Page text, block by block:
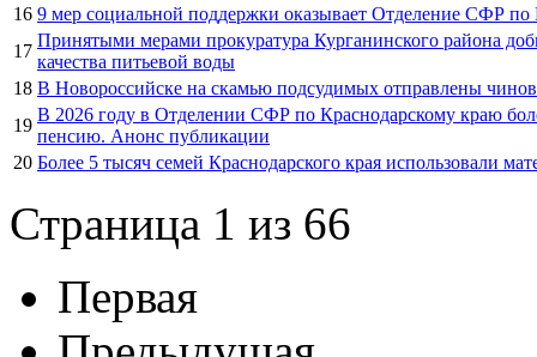
16 9 мер социальной поддержки оказывает Отделение СФР
17
Принятыми мерами прокуратура Курганинского района
качества питьевой воды
18 В Новороссийске на скамью подсудимых отправлены
19
В 2026 году в Отделении СФР по Краснодарскому краю
пенсию. Анонс публикации
20 Более 5 тысяч семей Краснодарского края использовали
Страница 1 из 66
Первая